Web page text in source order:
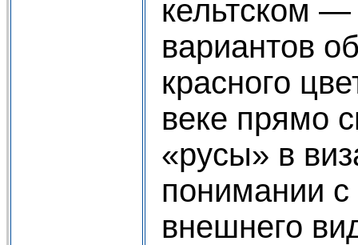
кельтском —
вариантов
красного
веке прямо
«русы» в
понимании
внешнего